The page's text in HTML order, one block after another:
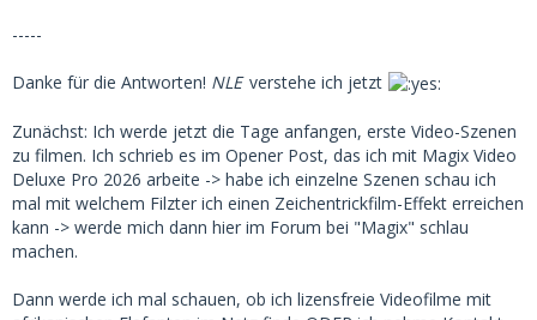
-----
Danke für die Antworten! NLE verstehe ich jetzt
Zunächst: Ich werde jetzt die Tage anfangen, erste Video-Szenen
zu filmen. Ich schrieb es im Opener Post, das ich mit Magix Video
Deluxe Pro 2026 arbeite -> habe ich einzelne Szenen schau ich
mal mit welchem Filzter ich einen Zeichentrickfilm-Effekt erreichen
kann -> werde mich dann hier im Forum bei "Magix" schlau
machen.
Dann werde ich mal schauen, ob ich lizensfreie Videofilme mit